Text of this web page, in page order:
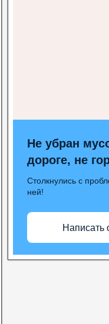
Не убран
дороге, не
Столкнулись с
ней!
Написать